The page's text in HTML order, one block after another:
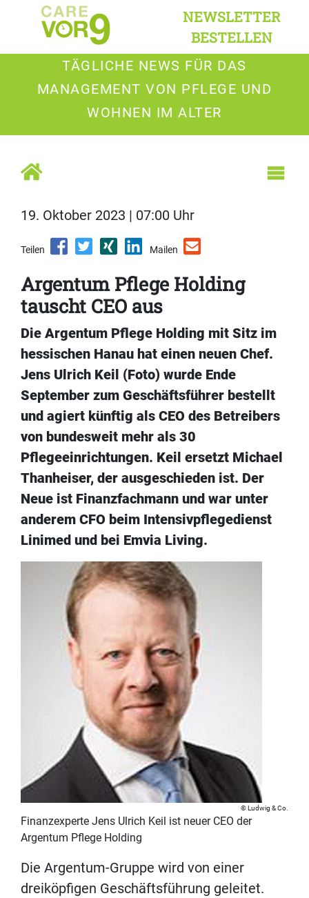
NEWSLETTER
BESTELLEN
TÄGLICHE NEWS FÜR DAS
MANAGEMENT VON PFLEGE UND
WOHNEN IM ALTER
19. Oktober 2023 | 07:00 Uhr
Teilen Mailen
Argentum Pflege Holding
tauscht CEO aus
Die Argentum Pflege Holding mit Sitz im
hessischen Hanau hat einen neuen Chef.
Jens Ulrich Keil (Foto) wurde Ende
September zum Geschäftsführer bestellt
und agiert künftig als CEO des Betreibers
von bundesweit mehr als 30
Pflegeeinrichtungen. Keil ersetzt Michael
Thanheiser, der ausgeschieden ist. Der
Neue ist Finanzfachmann und war unter
anderem CFO beim Intensivpflegedienst
Linimed und bei Emvia Living.
Ludwig & Co.
Finanzexperte Jens Ulrich Keil ist neuer CEO der
Argentum Pflege Holding
Die Argentum-Gruppe wird von einer
dreiköpfigen Geschäftsführung geleitet.